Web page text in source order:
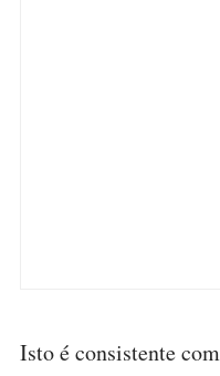
Isto é consistente